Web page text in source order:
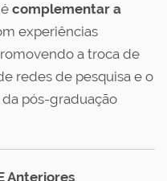
complementar a
experiências
a troca de
redes de pesquisa e o
pós-graduação
Anteriores